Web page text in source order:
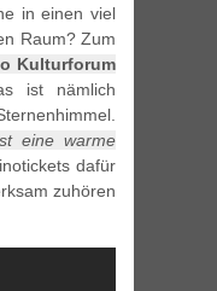
in einen viel
Raum? Zum
Kulturforum
ist nämlich
eine warme
dafür
zuhören